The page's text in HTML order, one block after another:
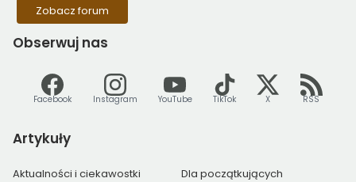
Zobacz forum
Obserwuj nas
Facebook Instagram YouTube TikTok X RSS
Artykuły
Aktualności i ciekawostki Dla początkujących